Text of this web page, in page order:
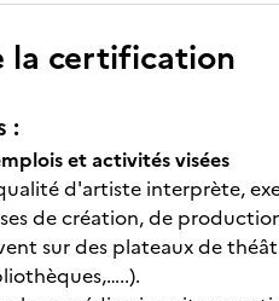
la certification
:
et activités visées
d'artiste interprète,
de création, de
sur des plateaux de